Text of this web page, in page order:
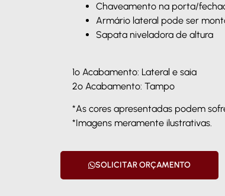
Chaveamento na porta/
Armário lateral pode ser
Sapata niveladora de altura
1º Acabamento: Lateral e saia
2º Acabamento: Tampo
*As cores apresentadas podem
*Imagens meramente ilustrativas.
SOLICITAR ORÇAMENTO